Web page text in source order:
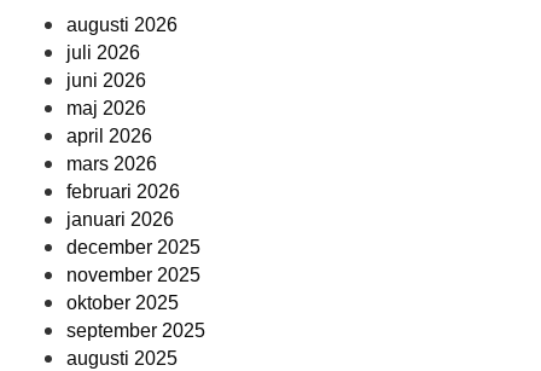
augusti 2026
juli 2026
juni 2026
maj 2026
april 2026
mars 2026
februari 2026
januari 2026
december 2025
november 2025
oktober 2025
september 2025
augusti 2025